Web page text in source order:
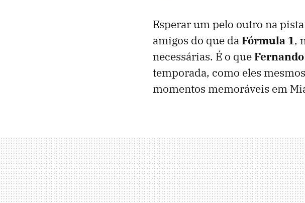
Esperar um pelo outro na
amigos do que daFórmula 1,
necessárias. É o que
temporada, como eles
momentos memoráveis ​​em